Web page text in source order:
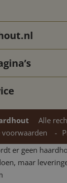
Alle
voorwaarden
er geen
maar